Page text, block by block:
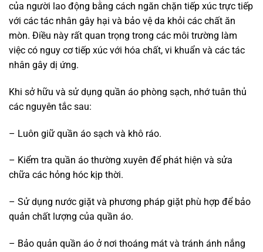
của người lao động bằng cách ngăn chặn tiếp xúc trực tiếp
với các tác nhân gây hại và bảo vệ da khỏi các chất ăn
mòn. Điều này rất quan trọng trong các môi trường làm
việc có nguy cơ tiếp xúc với hóa chất, vi khuẩn và các tác
nhân gây dị ứng.
Khi sở hữu và sử dụng quần áo phòng sạch, nhớ tuân thủ
các nguyên tắc sau:
– Luôn giữ quần áo sạch và khô ráo.
– Kiểm tra quần áo thường xuyên để phát hiện và sửa
chữa các hỏng hóc kịp thời.
– Sử dụng nước giặt và phương pháp giặt phù hợp để bảo
quản chất lượng của quần áo.
– Bảo quản quần áo ở nơi thoáng mát và tránh ánh nắng